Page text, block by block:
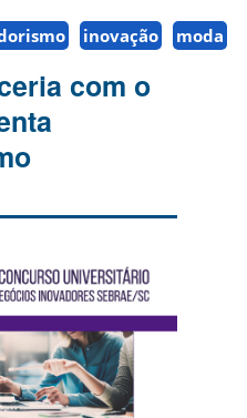
inovação moda
com o